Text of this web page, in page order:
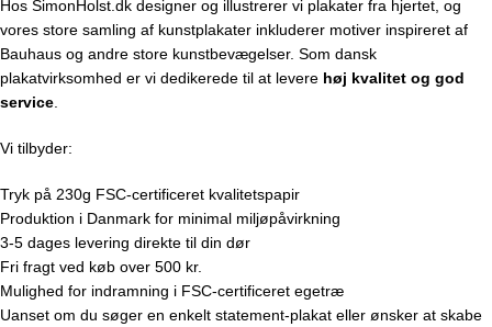
Hos SimonHolst.dk designer og illustrerer vi plakater fra hjertet, og
vores store samling af kunstplakater inkluderer motiver inspireret af
Bauhaus og andre store kunstbevægelser. Som dansk
plakatvirksomhed er vi dedikerede til at levere høj kvalitet og god
service
Vi tilbyder:
Tryk på 230g FSC-certificeret kvalitetspapir
Produktion i Danmark for minimal miljøpåvirkning
3-5 dages levering direkte til din dør
Fri fragt ved køb over 500 kr.
Mulighed for indramning i FSC-certificeret egetræ
Uanset om du søger en enkelt statement-plakat eller ønsker at skabe